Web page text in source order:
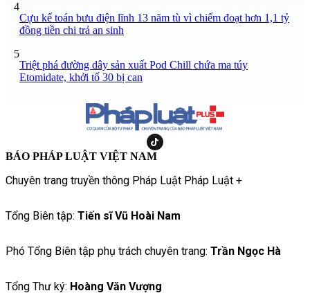
4
Cựu kế toán bưu điện lĩnh 13 năm tù vì chiếm đoạt hơn 1,1 tỷ
đồng tiền chi trả an sinh
5
Triệt phá đường dây sản xuất Pod Chill chứa ma túy
Etomidate, khởi tố 30 bị can
BÁO PHÁP LUẬT VIỆT NAM
Chuyên trang truyền thông Pháp Luật Pháp Luật +
Tổng Biên tập: Tiến sĩ Vũ Hoài Nam
Phó Tổng Biên tập phụ trách chuyên trang: Trần Ngọc Hà
Tổng Thư ký: Hoàng Văn Vượng